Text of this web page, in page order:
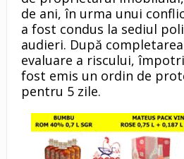
de ani, în urma unui
a fost condus la sediul
audieri. După
evaluare a riscului,
fost emis un ordin de
pentru 5 zile.